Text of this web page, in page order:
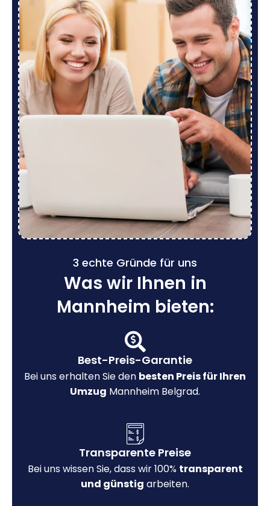
3 echte Gründe für uns
Was wir Ihnen in
Mannheim bieten:
Best-Preis-Garantie
Bei uns erhalten Sie den besten Preis für Ihren
Umzug Mannheim Belgrad.
Transparente Preise
Bei uns wissen Sie, dass wir 100% transparent
und günstig arbeiten.